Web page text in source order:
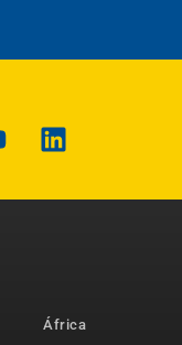
África